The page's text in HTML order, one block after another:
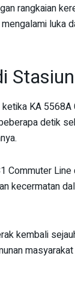
rangkaian
luka
KA
detik
Commuter
kecermatan
kembali